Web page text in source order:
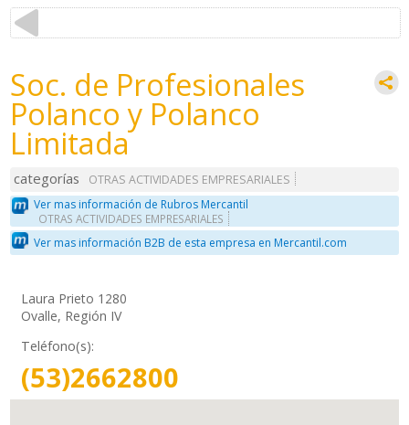
Soc. de Profesionales
Polanco y Polanco
Limitada
categorías
OTRAS ACTIVIDADES EMPRESARIALES
Ver mas información de Rubros Mercantil
OTRAS ACTIVIDADES EMPRESARIALES
Ver mas información B2B de esta empresa en Mercantil.com
Laura Prieto 1280
Ovalle, Región IV
Teléfono(s):
(53)2662800